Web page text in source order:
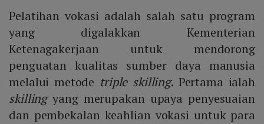
Pelatihan vokasi adalah salah satu program
yang digalakkan Kementerian
Ketenagakerjaan untuk mendorong
penguatan kualitas sumber daya manusia
melalui metode triple skilling. Pertama ialah
skillingyang merupakan upaya penyesuaian
dan pembekalan keahlian vokasi untuk para